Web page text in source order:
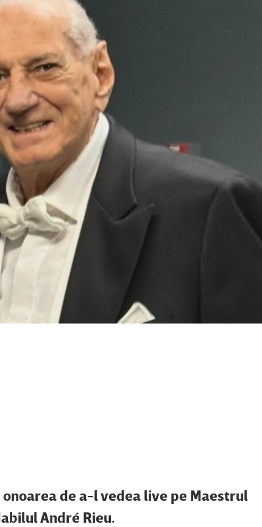
de a-l vedea live pe Maestrul
André Rieu.